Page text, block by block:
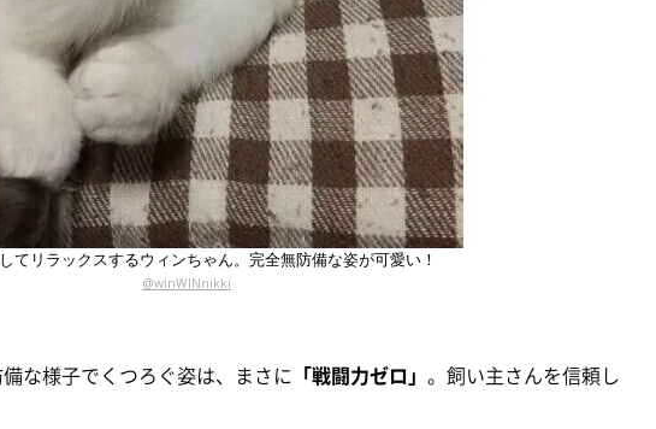
てリラックスするウィンちゃん。完全無防備な姿が可愛い！
@winWINnikki
な様子でくつろぐ姿は、まさに 「戦闘力ゼロ」 。飼い主さんを信頼し